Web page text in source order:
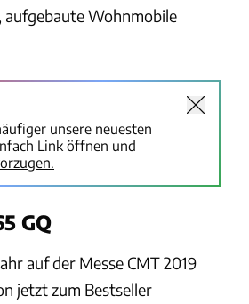
aufgebaute Wohnmobile
unsere neuesten
Link öffnen und
GQ
auf der Messe CMT 2019
jetzt zum Bestseller